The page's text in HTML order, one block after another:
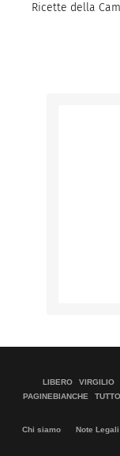
Ricette della
LIBERO VIRGILIO
PAGINEBIANCHE
Chi siamo Note Legali